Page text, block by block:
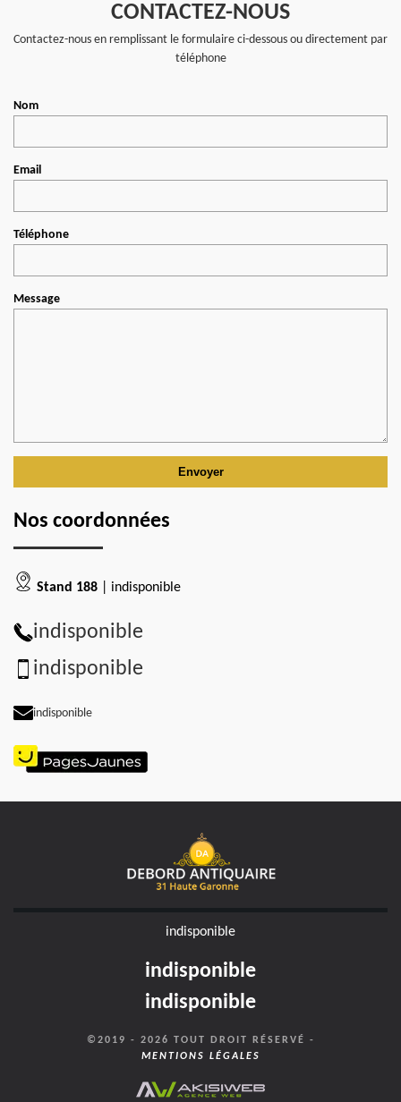
CONTACTEZ-NOUS
Contactez-nous en remplissant le formulaire ci-dessous ou directement par
téléphone
Nom
Email
Téléphone
Message
Nos coordonnées
Stand 188 | indisponible
indisponible
indisponible
indisponible
indisponible
indisponible
indisponible
©2019 - 2026 TOUT DROIT RÉSERVÉ -
MENTIONS LÉGALES